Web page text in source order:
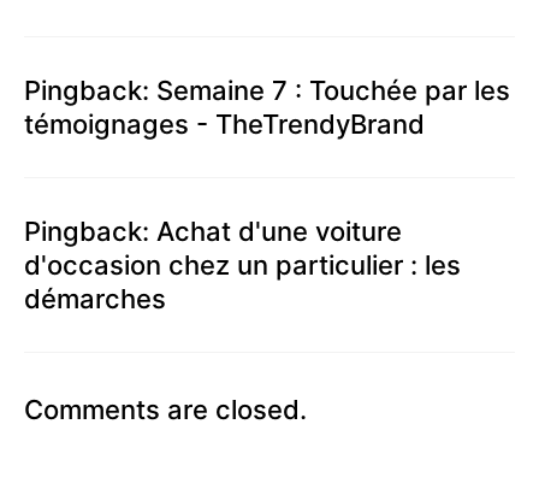
Pingback: Semaine 7 : Touchée par les
témoignages - TheTrendyBrand
Pingback: Achat d'une voiture
d'occasion chez un particulier : les
démarches
Comments are closed.